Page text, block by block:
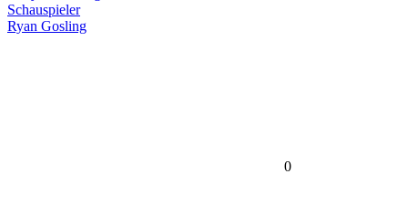
Schauspieler
Ryan Gosling
0